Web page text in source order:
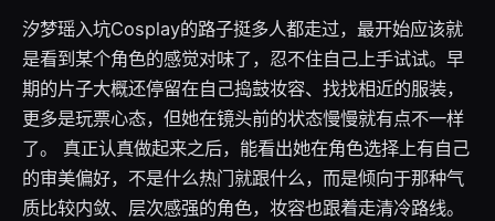
汐梦瑶入坑Cosplay的路子挺多人都走过，最开始应该就
是看到某个角色的感觉对味了，忍不住自己上手试试。早
期的片子大概还停留在自己捣鼓妆容、找找相近的服装，
更多是玩票心态，但她在镜头前的状态慢慢就有点不一样
了。 真正认真做起来之后，能看出她在角色选择上有自己
的审美偏好，不是什么热门就跟什么，而是倾向于那种气
质比较内敛、层次感强的角色，妆容也跟着走清冷路线。